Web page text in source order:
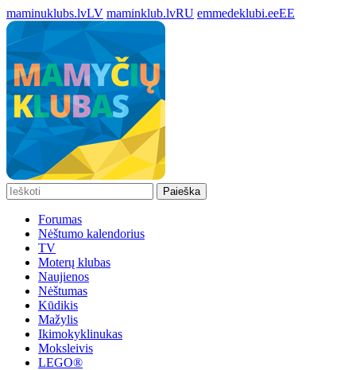
maminuklubs.lvLV maminklub.lvRU emmedeklubi.eeEE
Paieška
Forumas
Nėštumo kalendorius
TV
Moterų klubas
Naujienos
Nėštumas
Kūdikis
Mažylis
Ikimokyklinukas
Moksleivis
LEGO®